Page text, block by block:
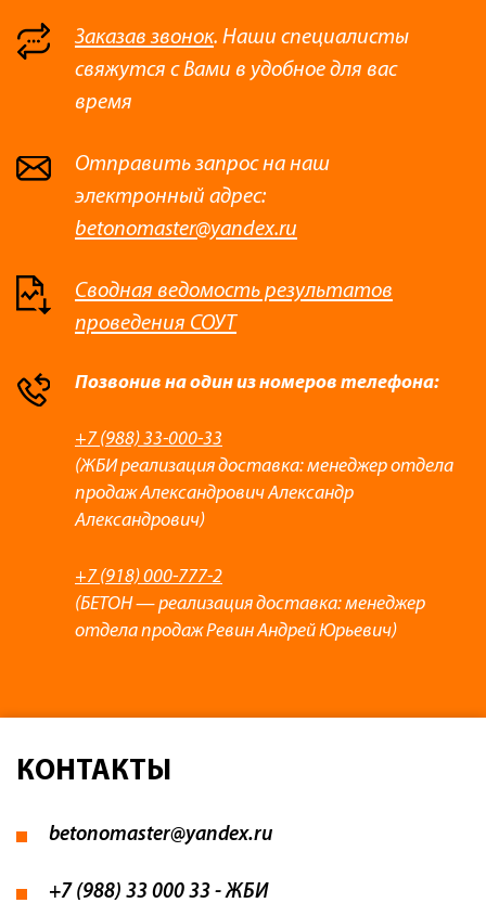
Заказав звонок. Наши специалисты
свяжутся с Вами в удобное для вас
время
Отправить запрос на наш
электронный адрес:
betonomaster@yandex.ru
Сводная ведомость результатов
проведения СОУТ
Позвонив на один из номеров телефона:
+7 (988) 33-000-33
(ЖБИ реализация доставка: менеджер отдела
продаж Александрович Александр
Александрович)
+7 (918) 000-777-2
(БЕТОН — реализация доставка: менеджер
отдела продаж Ревин Андрей Юрьевич)
КОНТАКТЫ
betonomaster@yandex.ru
+7 (988) 33 000 33 - ЖБИ